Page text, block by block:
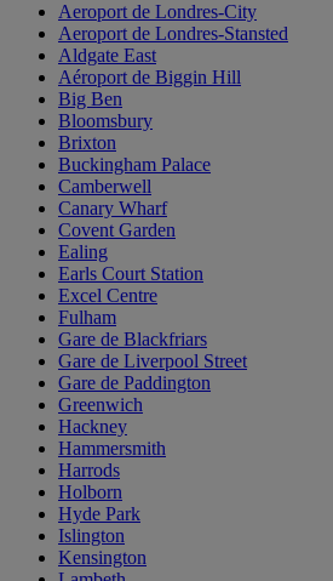
Aeroport de Londres-City
Aeroport de Londres-Stansted
Aldgate East
Aéroport de Biggin Hill
Big Ben
Bloomsbury
Brixton
Buckingham Palace
Camberwell
Canary Wharf
Covent Garden
Ealing
Earls Court Station
Excel Centre
Fulham
Gare de Blackfriars
Gare de Liverpool Street
Gare de Paddington
Greenwich
Hackney
Hammersmith
Harrods
Holborn
Hyde Park
Islington
Kensington